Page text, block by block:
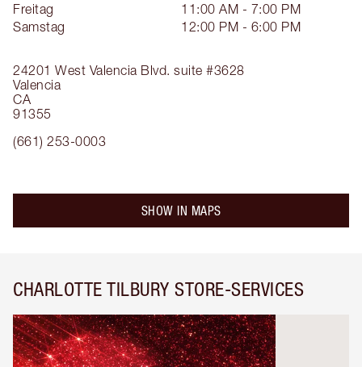
24201 West Valencia Blvd. suite #3628
Valencia
CA
91355
(661) 253-0003
Freitag
11:00 AM - 7:00 PM
Samstag
12:00 PM - 6:00 PM
SHOW IN MAPS
CHARLOTTE TILBURY STORE-SERVICES